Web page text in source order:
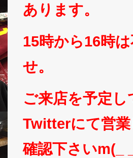
あります。
15時から16時
せ。
ご来店を予定
Twitterにて営
確認下さいm(_